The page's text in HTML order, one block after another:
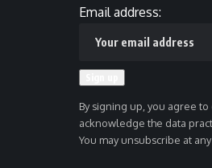
Email address:
By signing up, you agree to
acknowledge the data
You may unsubscribe at